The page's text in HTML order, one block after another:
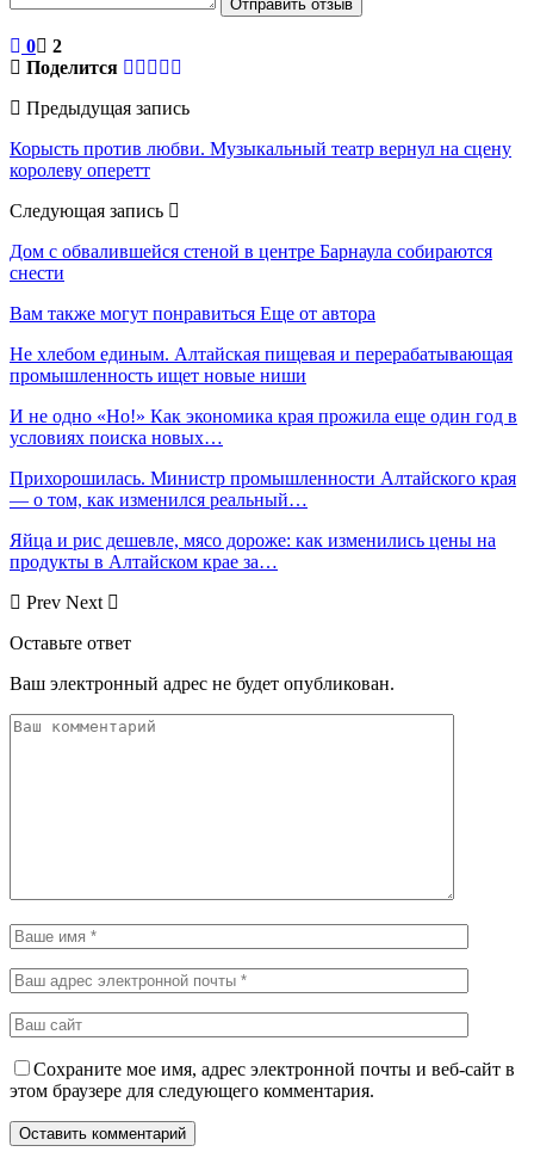
Отправить отзыв
0
2
Поделится
Предыдущая запись
Корысть против любви. Музыкальный театр вернул на сцену
королеву оперетт
Следующая запись
Дом с обвалившейся стеной в центре Барнаула собираются
снести
Вам также могут понравиться Еще от автора
Не хлебом единым. Алтайская пищевая и перерабатывающая
промышленность ищет новые ниши
И не одно «Но!» Как экономика края прожила еще один год в
условиях поиска новых…
Прихорошилась. Министр промышленности Алтайского края
— о том, как изменился реальный…
Яйца и рис дешевле, мясо дороже: как изменились цены на
продукты в Алтайском крае за…
Prev Next
Оставьте ответ
Ваш электронный адрес не будет опубликован.
Сохраните мое имя, адрес электронной почты и веб-сайт в
этом браузере для следующего комментария.